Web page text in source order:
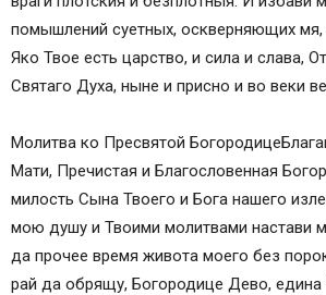
помышлений суетных, оскверняющих мя,
Яко Твое есть царство, и сила и слава,
Святаго Духа, ныне и присно и во веки
Молитва ко Пресвятой
Мати, Пречистая и Благословенная
милость Сына Твоего и Бога нашего
мою душу и Твоими молитвами настави
да прочее время живота моего без
рай да обрящу, Богородице Дево, едина